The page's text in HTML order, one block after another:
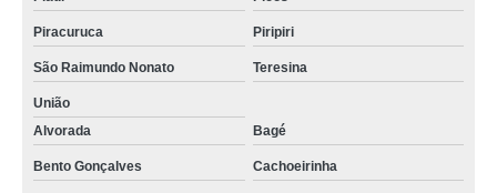
Piracuruca Piripiri
São Raimundo Nonato Teresina
União
Alvorada
Bagé
Bento Gonçalves Cachoeirinha